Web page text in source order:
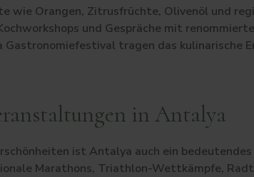
wie Orangen, Zitrusfrüchte, Olivenöl und
und Gespräche mit
tragen das kulinarische
in Antalya
ist Antalya auch ein
Marathons, Triathlon-Wettkämpfe,